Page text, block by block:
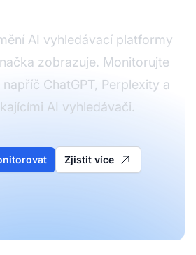
AI vyhledávací platformy
zobrazuje. Monitorujte
ChatGPT, Perplexity a
AI vyhledávači.
Zjistit více